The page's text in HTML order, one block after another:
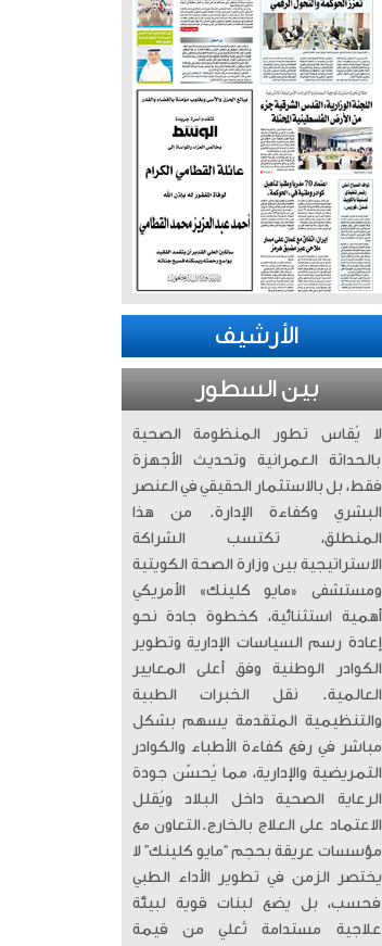
الأرشيف
بين السطور
لا يُقاس تطور المنظومة الصحية
بالحداثة العمرانية وتحديث الأجهزة
فقط، بل بالاستثمار الحقيقي في العنصر
البشري وكفاءة الإدارة. من هذا
المنطلق، تكتسب الشراكة
الاستراتيجية بين وزارة الصحة الكويتية
ومستشفى «مايو كلينك» الأمريكي
أهمية استثنائية، كخطوة جادة نحو
إعادة رسم السياسات الإدارية وتطوير
الكوادر الوطنية وفق أعلى المعايير
العالمية. ​ نقل الخبرات الطبية
والتنظيمية المتقدمة يسهم بشكل
مباشر في رفع كفاءة الأطباء والكوادر
التمريضية والإدارية، مما يُحسّن جودة
الرعاية الصحية داخل البلاد ويُقلل
الاعتماد على العلاج بالخارج. ​التعاون مع
مؤسسات عريقة بحجم “مايو كلينك” لا
يختصر الزمن في تطوير الأداء الطبي
فحسب، بل يضع لبنات قوية لبيئة
علاجية مستدامة تُعلي من قيمة